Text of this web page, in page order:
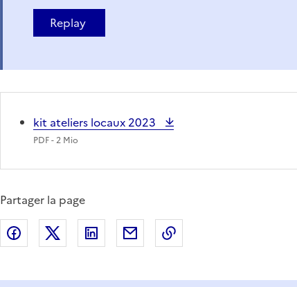
Replay
kit ateliers locaux 2023
PDF- 2 Mio
Partager la page
Partager sur Facebook
Partager sur XPartager sur LinkedIn
Partager par emailCopier le lien de la